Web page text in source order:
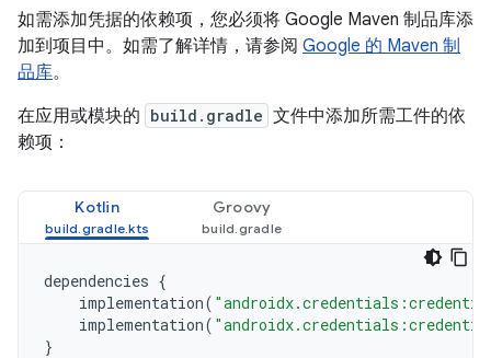
如需添加凭据的依赖项，您必须将 Google Maven 制品库添
加到项目中。如需了解详情，请参阅 Google 的 Maven 制
品库。
在应用或模块的 build.gradle 文件中添加所需工件的依
赖项：
Kotlin Groovy
dependencies {
implementation(
implementation(
}